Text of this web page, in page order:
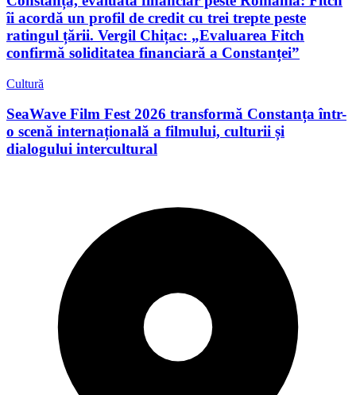
îi acordă un profil de credit cu trei trepte peste
ratingul țării. Vergil Chițac: „Evaluarea Fitch
confirmă soliditatea financiară a Constanței”
Cultură
SeaWave Film Fest 2026 transformă Constanța într-
o scenă internațională a filmului, culturii și
dialogului intercultural